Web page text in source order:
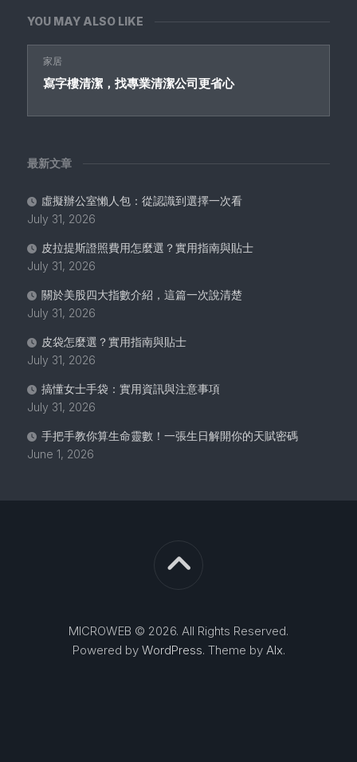
YOU MAY ALSO LIKE
家居
寫字樓清潔，找專業清潔公司更省心
最新文章
虛擬辦公室懶人包：從認識到選擇一次看
July 31, 2026
皮拉提斯證照費用怎麼選？實用指南與貼士
July 31, 2026
關於美股四大指數介紹，這篇一次說清楚
July 31, 2026
皮袋怎麼選？實用指南與貼士
July 31, 2026
搞懂女士手袋：實用資訊與注意事項
July 31, 2026
手把手教你算生命靈數！一張生日解開你的天賦密碼
June 1, 2026
MICROWEB © 2026. All Rights Reserved.
Powered by WordPress. Theme by Alx.